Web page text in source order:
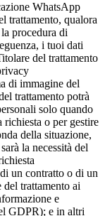
WhatsApp
trattamento, qualora
procedura di
i tuoi dati
del trattamento
di immagine del
trattamento potrà
solo quando
richiesta o per gestire
della situazione,
la necessità del
un contratto o di un
trattamento ai
e
GDPR); e in altri